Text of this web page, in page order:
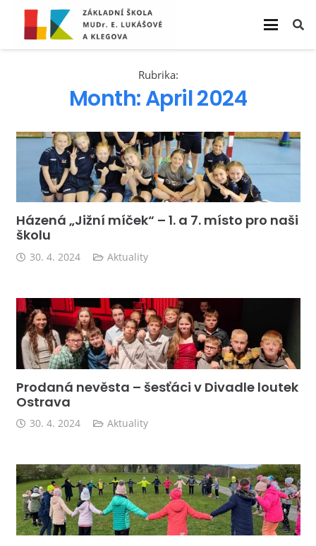
Rubrika:
Month:April 2024
Házená „Jižní míček“ – 1. a 7. místo pro naši
školu
30. 4. 2024 Aktuality
Prodaná nevěsta – šesťáci v Divadle loutek
Ostrava
30. 4. 2024 Aktuality